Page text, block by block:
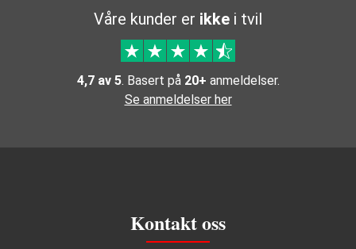
Våre kunder er ikke i tvil
4,7 av 5. Basert på 20+ anmeldelser.
Se anmeldelser her
Kontakt oss